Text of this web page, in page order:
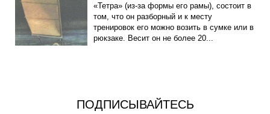
«Тетра» (из-за формы его рамы), состоит в
том, что он разборный и к месту
тренировок его можно возить в сумке или в
рюкзаке. Весит он не более 20...
ПОДПИСЫВАЙТЕСЬ